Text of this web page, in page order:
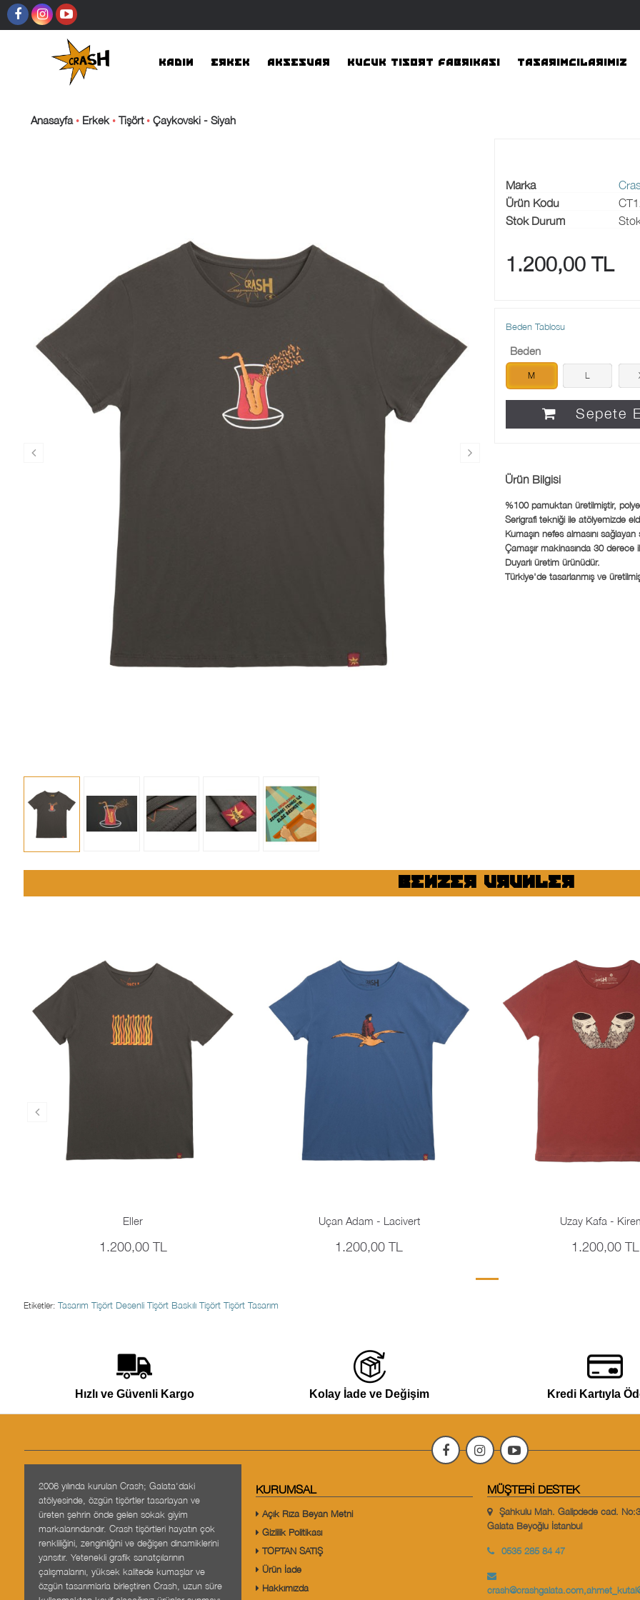
KADIN ERKEK AKSESUAR KUCUK TISORT FABRIKASI TASARIMCILARIMIZ
Anasayfa Erkek Tişört Çaykovski - Siyah
Marka
Ürün Kodu
Stok Durum
1.200,00 TL
Beden Tablosu
Beden
M L
Sepete
Ürün Bilgisi
%100 pamuktan üretilmiştir,
Serigrafi tekniği ile atölyemizde
Kumaşın nefes almasını sağlayan
Çamaşır makinasında 30 derece
Duyarlı üretim ürünüdür.
Türkiye'de tasarlanmış ve
BENZER URUNLER
Eller
1.200,00 TL
Uçan Adam - Lacivert
1.200,00 TL
Uzay Kafa -
1.200,00 TL
Etiketler: Tasarım Tişört Desenli Tişört Baskılı Tişört Tişört Tasarım
Hızlı ve Güvenli Kargo Kolay İade ve Değişim Kredi Kartıyla
2006 yılında kurulan Crash; Galata'daki
atölyesinde, özgün tişörtler tasarlayan ve
üreten şehrin önde gelen sokak giyim
markalarındandır. Crash tişörtleri hayatın çok
renkliliğini, zenginliğini ve değişen dinamiklerini
yansıtır. Yetenekli grafik sanatçılarının
çalışmalarını, yüksek kalitede kumaşlar ve
özgün tasarımlarla birleştiren Crash, uzun süre
KURUMSAL
Açık Rıza Beyan Metni
Gizlilik Politikası
TOPTAN SATIŞ
Ürün İade
Hakkımızda
MÜŞTERI DESTEK
Şahkulu Mah. Galipdede cad.
Galata Beyoğlu İstanbul
0535 285 84 47
crash@crashgalata.com,